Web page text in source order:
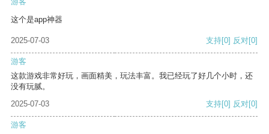
这个是app神器
2025-07-03 支持[0] 反对[0]
游客
这款游戏非常好玩，画面精美，玩法丰富。我已经玩了好几个小时，还
没有玩腻。
2025-07-03
支持[0] 反对[0]
游客